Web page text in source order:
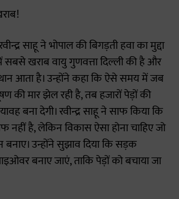
साहू ने भोपाल की बिगड़ती हवा का मुद्दा
खराब वायु गुणवत्ता दिल्ली की है और
आता है। उन्होंने कहा कि ऐसे समय में जब
की मार झेल रही है, तब हजारों पेड़ों की
बना देगी। रवीन्द्र साहू ने साफ किया कि
नहीं है, लेकिन विकास ऐसा होना चाहिए जो
उन्होंने सुझाव दिया कि सड़क
बनाए जाएं, ताकि पेड़ों को बचाया जा